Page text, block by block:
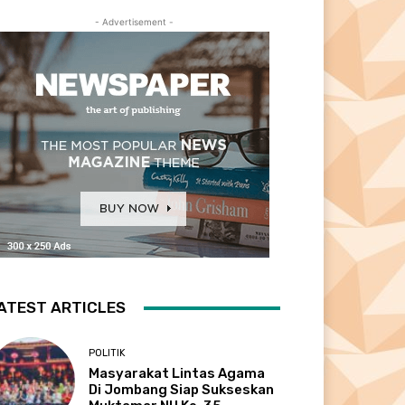
- Advertisement -
ARTICLES
POLITIK
Masyarakat Lintas Agama
Di Jombang Siap Sukseskan